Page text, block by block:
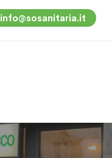
info@sosanitaria.it